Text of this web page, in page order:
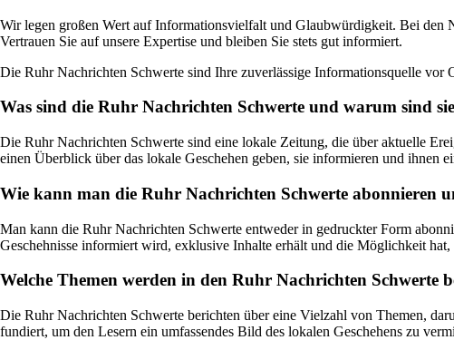
Wir legen großen Wert auf Informationsvielfalt und Glaubwürdigkeit. Bei den
Vertrauen Sie auf unsere Expertise und bleiben Sie stets gut informiert.
Die Ruhr Nachrichten Schwerte sind Ihre zuverlässige Informationsquelle
Was sind die Ruhr Nachrichten Schwerte und warum sind
Die Ruhr Nachrichten Schwerte sind eine lokale Zeitung, die über aktuelle
einen Überblick über das lokale Geschehen geben, sie informieren und ihnen
Wie kann man die Ruhr Nachrichten Schwerte abonnieren
Man kann die Ruhr Nachrichten Schwerte entweder in gedruckter Form
Geschehnisse informiert wird, exklusive Inhalte erhält und die Möglichkeit
Welche Themen werden in den Ruhr Nachrichten Schwerte
Die Ruhr Nachrichten Schwerte berichten über eine Vielzahl von Themen,
fundiert, um den Lesern ein umfassendes Bild des lokalen Geschehens zu